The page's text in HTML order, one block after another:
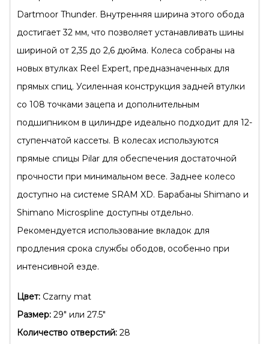
Dartmoor Thunder. Внутренняя ширина этого обода
достигает 32 мм, что позволяет устанавливать шины
шириной от 2,35 до 2,6 дюйма. Колеса собраны на
новых втулках Reel Expert, предназначенных для
прямых спиц. Усиленная конструкция задней втулки
со 108 точками зацепа и дополнительным
подшипником в цилиндре идеально подходит для 12-
ступенчатой кассеты. В колесах используются
прямые спицы Pilar для обеспечения достаточной
прочности при минимальном весе. Заднее колесо
доступно на системе SRAM XD. Барабаны Shimano и
Shimano Microspline доступны отдельно.
Рекомендуется использование вкладок для
продления срока службы ободов, особенно при
интенсивной езде.
Цвет: Czarny mat
Размер: 29″ или 27.5″
Количество отверстий: 28